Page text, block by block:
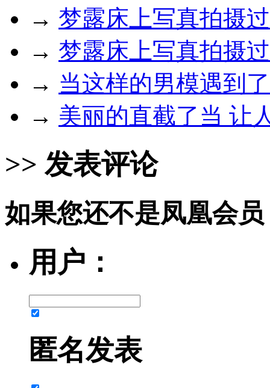
→ 梦露床上写真拍摄
→ 梦露床上写真拍摄
→ 当这样的男模遇到
→ 美丽的直截了当 让
>> 发表评论
如果您还不是凤凰会
用户：
匿名发表